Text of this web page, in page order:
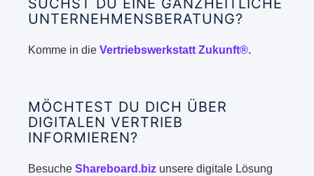
SUCHST DU EINE GANZHEITLICHE
UNTERNEHMENSBERATUNG?
Komme in dieVertriebswerkstatt Zukunft®.
MÖCHTEST DU DICH ÜBER
DIGITALEN VERTRIEB
INFORMIEREN?
BesucheShareboard.biz unsere digitale Lösung